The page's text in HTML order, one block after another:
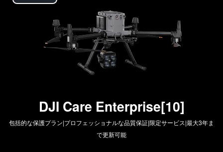
Play
Video
DJI Care Enterprise[10]
包括的な保護プラン|プロフェッショナルな品質保証|限定サービス|最大3年ま
で更新可能